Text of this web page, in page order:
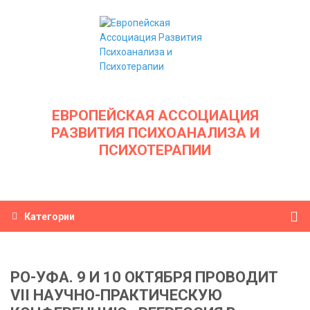
ЕВРОПЕЙСКАЯ АССОЦИАЦИЯ
РАЗВИТИЯ ПСИХОАНАЛИЗА И
ПСИХОТЕРАПИИ
Категории
РО-УФА. 9 И 10 ОКТЯБРЯ ПРОВОДИТ
VII НАУЧНО-ПРАКТИЧЕСКУЮ